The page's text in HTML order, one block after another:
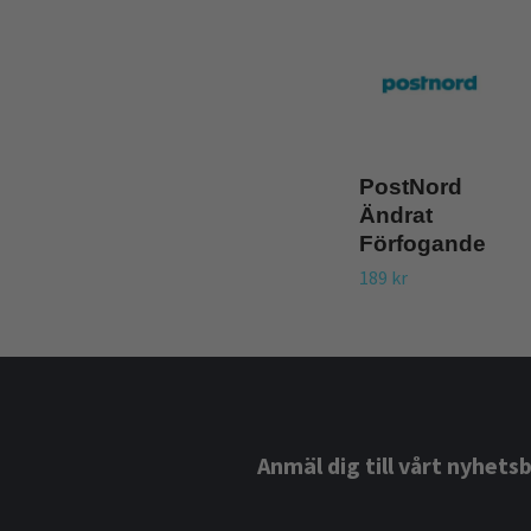
PostNord
Ändrat
Förfogande
189 kr
Anmäl dig till vårt